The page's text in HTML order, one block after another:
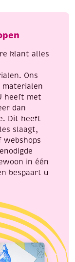
klant alles
Ons
materialen
heeft met
dan
Dit heeft
slaagt,
webshops
in één
bespaart u